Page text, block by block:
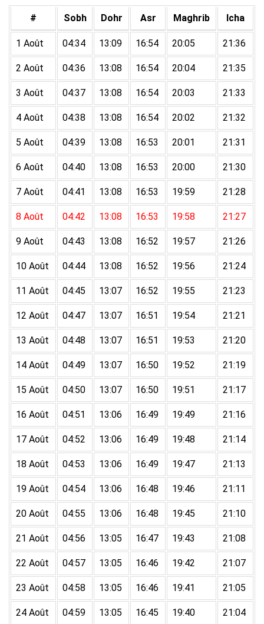
# Sobh Dohr Asr Maghrib Icha
1 Août 04:34 13:09 16:54 20:05 21:36
2 Août 04:36 13:08 16:54 20:04 21:35
3 Août 04:37 13:08 16:54 20:03 21:33
4 Août 04:38 13:08 16:54 20:02 21:32
5 Août 04:39 13:08 16:53 20:01 21:31
6 Août 04:40 13:08 16:53 20:00 21:30
7 Août 04:41 13:08 16:53 19:59 21:28
8 Août 04:42 13:08 16:53 19:58 21:27
9 Août 04:43 13:08 16:52 19:57 21:26
10 Août 04:44 13:08 16:52 19:56 21:24
11 Août 04:45 13:07 16:52 19:55 21:23
12 Août 04:47 13:07 16:51 19:54 21:21
13 Août 04:48 13:07 16:51 19:53 21:20
14 Août 04:49 13:07 16:50 19:52 21:19
15 Août 04:50 13:07 16:50 19:51 21:17
16 Août 04:51 13:06 16:49 19:49 21:16
17 Août 04:52 13:06 16:49 19:48 21:14
18 Août 04:53 13:06 16:49 19:47 21:13
19 Août 04:54 13:06 16:48 19:46 21:11
20 Août 04:55 13:06 16:48 19:45 21:10
21 Août 04:56 13:05 16:47 19:43 21:08
22 Août 04:57 13:05 16:46 19:42 21:07
23 Août 04:58 13:05 16:46 19:41 21:05
24 Août 04:59 13:05 16:45 19:40 21:04